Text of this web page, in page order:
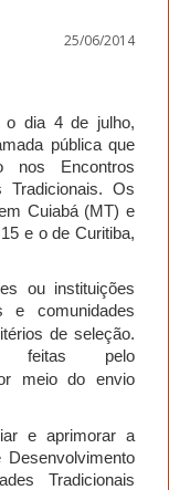
25/06/2014
o dia 4 de julho,
pública que
nos Encontros
Tradicionais. Os
Cuiabá (MT) e
e o de Curitiba,
ou instituições
e comunidades
de seleção.
feitas pelo
meio do envio
e aprimorar a
Tradicionais